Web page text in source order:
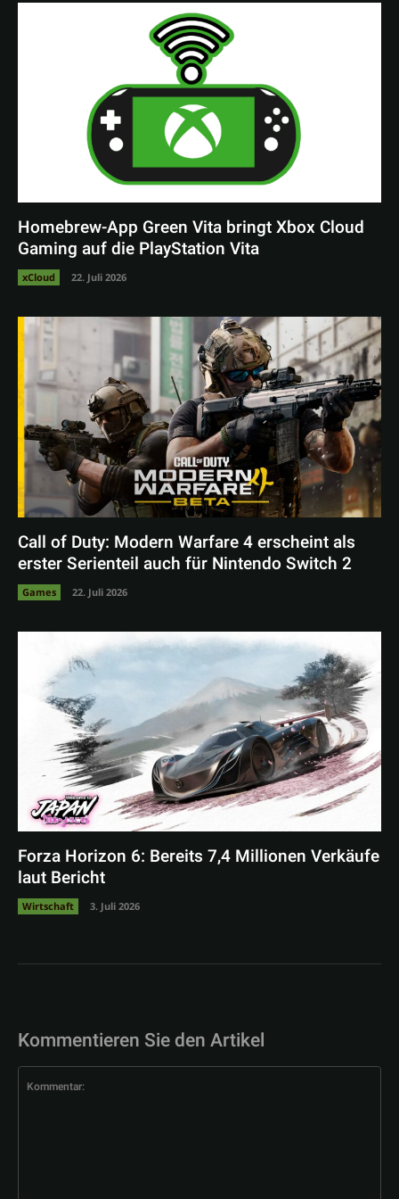
Homebrew-App Green Vita bringt Xbox Cloud
Gaming auf die PlayStation Vita
xCloud 22. Juli 2026
Call of Duty: Modern Warfare 4 erscheint als
erster Serienteil auch für Nintendo Switch 2
Games 22. Juli 2026
Forza Horizon 6: Bereits 7,4 Millionen Verkäufe
laut Bericht
Wirtschaft 3. Juli 2026
Kommentieren Sie den Artikel